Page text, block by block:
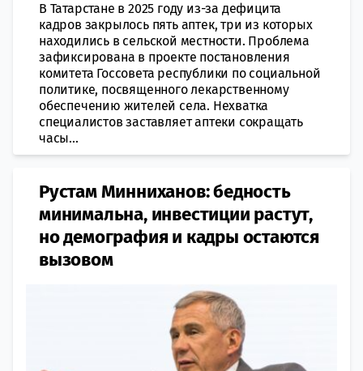
В Татарстане в 2025 году из-за дефицита
кадров закрылось пять аптек, три из которых
находились в сельской местности. Проблема
зафиксирована в проекте постановления
комитета Госсовета республики по социальной
политике, посвященного лекарственному
обеспечению жителей села. Нехватка
специалистов заставляет аптеки сокращать
часы...
Рустам Минниханов: бедность
минимальна, инвестиции растут,
но демография и кадры остаются
вызовом